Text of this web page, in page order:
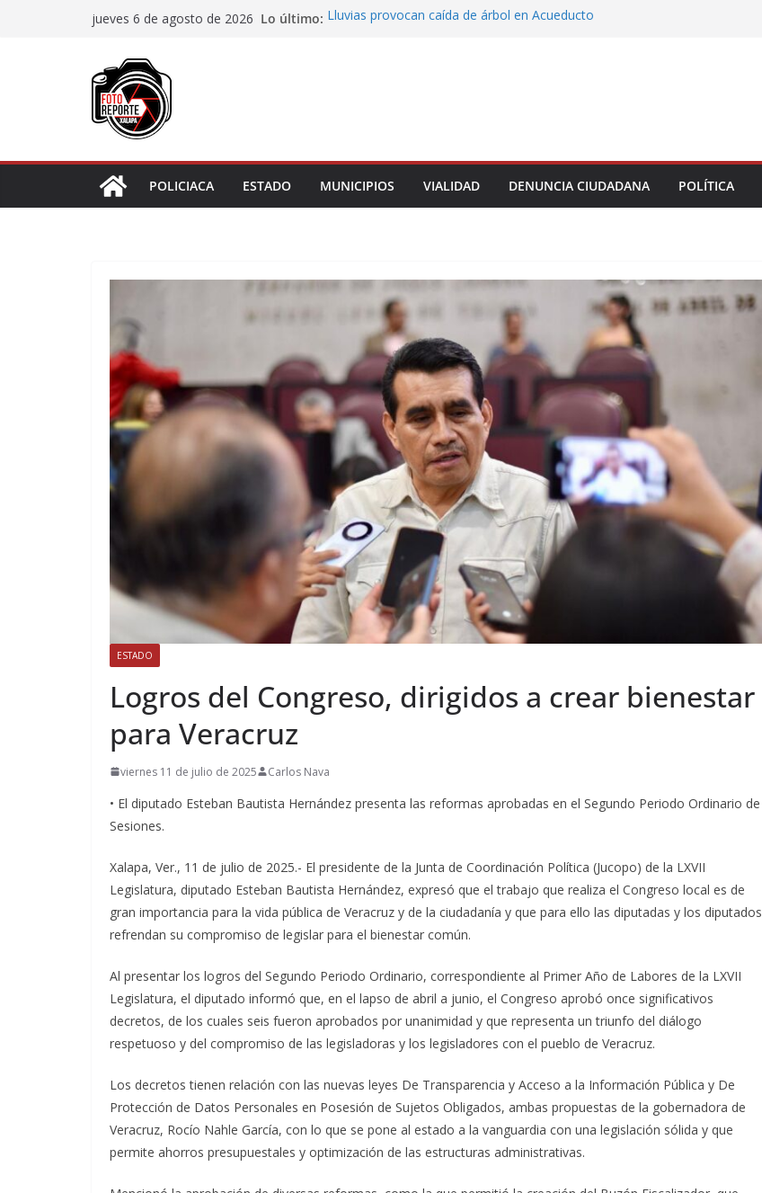
jueves 6 de agosto de 2026 Lo último: Lluvias provocan caída de árbol en Acueducto
incumplimiento de obra y falta de pago
POLICIACA
ESTADO MUNICIPIOS VIALIDAD DENUNCIA CIUDADANA POLÍTICA
ESTADO
Logros del Congreso, dirigidos a crear bienestar
para Veracruz
viernes 11 de julio de 2025 Carlos Nava
• El diputado Esteban Bautista Hernández presenta las reformas aprobadas en el Segundo Periodo Ordinario de
Sesiones.
Xalapa, Ver., 11 de julio de 2025.- El presidente de la Junta de Coordinación Política (Jucopo) de la LXVII
Legislatura, diputado Esteban Bautista Hernández, expresó que el trabajo que realiza el Congreso local es de
gran importancia para la vida pública de Veracruz y de la ciudadanía y que para ello las diputadas y los diputados
refrendan su compromiso de legislar para el bienestar común.
Al presentar los logros del Segundo Periodo Ordinario, correspondiente al Primer Año de Labores de la LXVII
Legislatura, el diputado informó que, en el lapso de abril a junio, el Congreso aprobó once significativos
decretos, de los cuales seis fueron aprobados por unanimidad y que representa un triunfo del diálogo
respetuoso y del compromiso de las legisladoras y los legisladores con el pueblo de Veracruz.
Los decretos tienen relación con las nuevas leyes De Transparencia y Acceso a la Información Pública y De
Protección de Datos Personales en Posesión de Sujetos Obligados, ambas propuestas de la gobernadora de
Veracruz, Rocío Nahle García, con lo que se pone al estado a la vanguardia con una legislación sólida y que
permite ahorros presupuestales y optimización de las estructuras administrativas.